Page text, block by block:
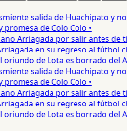
salida de Huachipato y no
de Colo Colo •
Arriagada por salir antes de
en su regreso al fútbol
de Lota es borrado del
salida de Huachipato y no
de Colo Colo •
Arriagada por salir antes de
en su regreso al fútbol
de Lota es borrado del